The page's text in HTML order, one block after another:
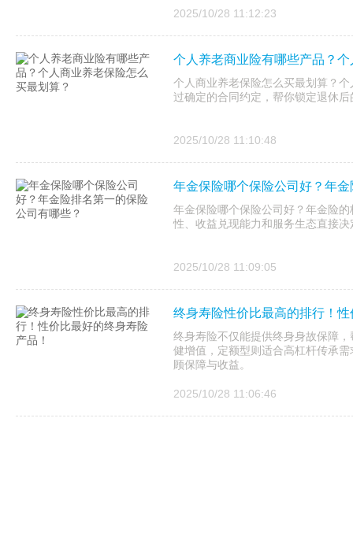
2025/10/28 11:12:23
个人养老商业险有哪些产品？
个人商业养老保险怎么买最划算？
过确定的合同约定，帮你锁定退休
2025/10/28 11:10:48
年金保险哪个保险公司好？年
年金保险哪个保险公司好？年金险
性、收益兑现能力和服务生态直接决
2025/10/28 11:09:05
终身寿险性价比最高的排行！
终身寿险不仅能提供终身身故保障
健增值，定额型则适合高杠杆传承
顾保障与收益。
2025/10/28 11:06:46